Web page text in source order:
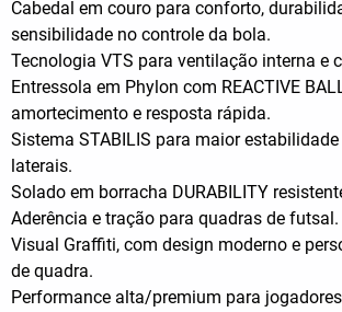
Cabedal em couro para conforto,
sensibilidade no controle da bola.
Tecnologia VTS para ventilação interna e
Entressola em Phylon com REACTIVE
amortecimento e resposta rápida.
Sistema STABILIS para maior
laterais.
Solado em borracha DURABILITY
Aderência e tração para quadras de futsal.
Visual Graffiti, com design moderno e
de quadra.
Performance alta/premium para